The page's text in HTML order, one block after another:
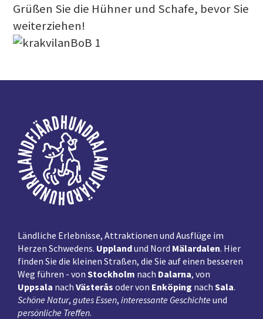
Grüßen Sie die Hühner und Schafe, bevor Sie
weiterziehen!
Fußzeile
Ländliche Erlebnisse, Attraktionen und Ausflüge im
Herzen Schwedens. Upplandund Nord Mälardalen. Hier
finden Sie die kleinen Straßen, die Sie auf einen besseren
Weg führen - von Stockholm nach Dalarna, von
Uppsala nach Västerås oder von Enköping nach Sala.
Schöne Natur, gutes Essen, interessante Geschichte und
persönliche Treffen.